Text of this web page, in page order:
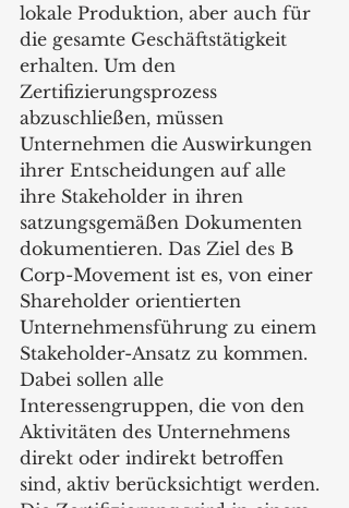
lokale Produktion, aber auch für
die gesamte Geschäftstätigkeit
erhalten. Um den
Zertifizierungsprozess
abzuschließen, müssen
Unternehmen die Auswirkungen
ihrer Entscheidungen auf alle
ihre Stakeholder in ihren
satzungsgemäßen Dokumenten
dokumentieren. Das Ziel des B
Corp-Movement ist es, von einer
Shareholder orientierten
Unternehmensführung zu einem
Stakeholder-Ansatz zu kommen.
Dabei sollen alle
Interessengruppen, die von den
Aktivitäten des Unternehmens
direkt oder indirekt betroffen
sind, aktiv berücksichtigt werden.